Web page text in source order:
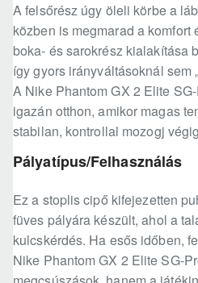
A felsőrész úgy öleli körbe a
közben is megmarad a komfort
boka- és sarokrész kialakítása
így gyors irányváltásoknál sem
A Nike Phantom GX 2 Elite
igazán otthon, amikor magas
stabilan, kontrollal mozogj
Pályatípus/Felhasználás
Ez a stoplis cipő kifejezetten
füves pályára készült, ahol a
kulcskérdés. Ha esős időben,
Nike Phantom GX 2 Elite SG-